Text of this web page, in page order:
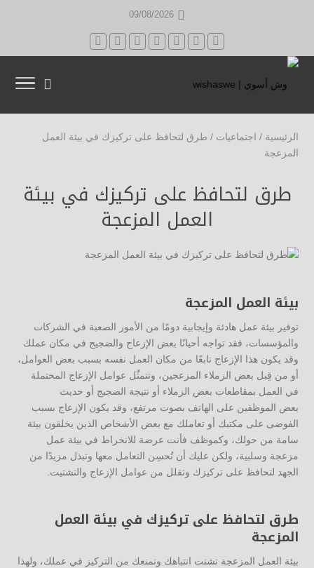
09/08/2026
الرئيسية / اجتماعيات / طرق لتحافظ على تركيزك في بيئة العمل
المزعجة
طرق لتحافظ على تركيزك في بيئة
العمل المزعجة
بيئة العمل المزعجة
توفير بيئة عمل هادئة وإيجابية دومًا من الأمور الصعبة في الشركات
والمؤسسات، فقد تواجه أحيانًا بعض الإزعاج والضجيج في مكان عملك
وقد يكون هذا الإزعاج نابعًا من مكان العمل نفسه بسبب بعض العوامل،
أو من قِبل بعض الزملاء المزعجين، وتتمثّل عوامل الإزعاج المحتملة
في العمل بمقاطعات بعض الزملاء أو نتيجة الضجيج أو حديث
بعض الموظفين على الهاتف بصوت مرتفع، وقد يكون الإزعاج بسبب
الفوضى على مكتبك أو تعاملك مع بعض الأشخاص الذين يخلقون بيئة
سامة من حولك، وكموظف فأنت عرضة للانخراط في بيئة عمل
مزعجة وسلبية، ولكن عليك أن تُحسِن التعامل معها وتبذل مزيدًا من
الجهد لتحافظ على تركيزك وتقلل من عوامل الإزعاج والتشتيت.
طرق لتحافظ على تركيزك في بيئة العمل
المزعجة
بيئة العمل المزعجة تشتت انتباهك وتمنعك من التركيز في عملك، ولهذا